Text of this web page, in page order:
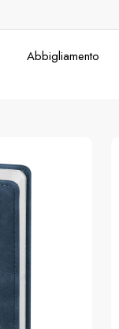
Abbigliamento